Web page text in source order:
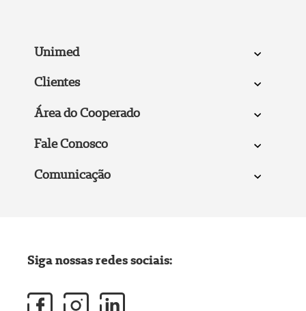
Unimed
Clientes
Área do Cooperado
Fale Conosco
Comunicação
Siga nossas redes sociais: